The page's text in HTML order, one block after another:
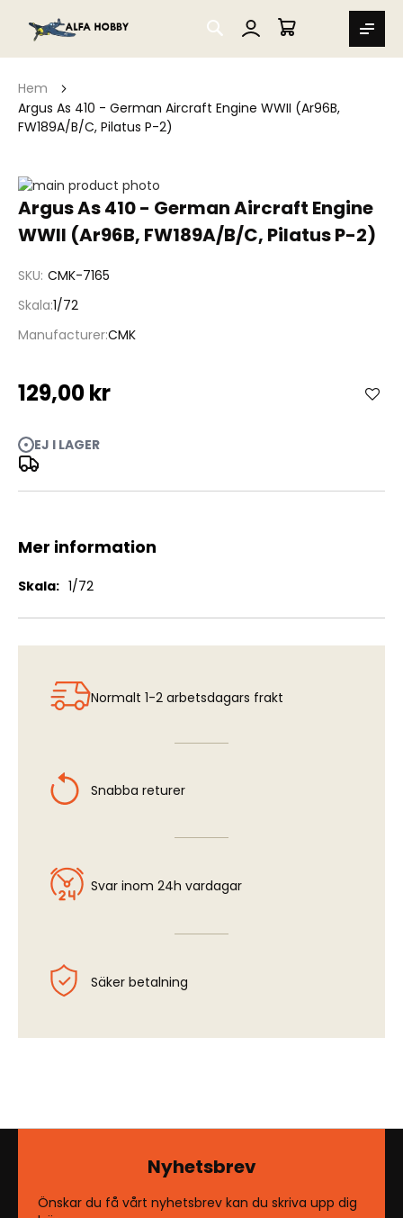
SEARCH
MIN VARUKORG
Hem
Argus As 410 - German Aircraft Engine WWII (Ar96B,
FW189A/B/C, Pilatus P-2)
Argus As 410 - German Aircraft Engine
WWII (Ar96B, FW189A/B/C, Pilatus P-2)
SKU CMK-7165
Skala 1/72
ManufacturerCMK
129,00 kr
EJ I LAGER
Hoppa
till
slutet
av
Argus As 410 - German Aircraft Engine WWII (Ar96B,
Hoppa
början
bildgalleriet
Mer information
Mer
1/72
Normalt 1-2 arbetsdagars frakt
Snabba returer
Svar inom 24h vardagar
Säker betalning
Nyhetsbrev
Önskar du få vårt nyhetsbrev kan du skriva upp dig